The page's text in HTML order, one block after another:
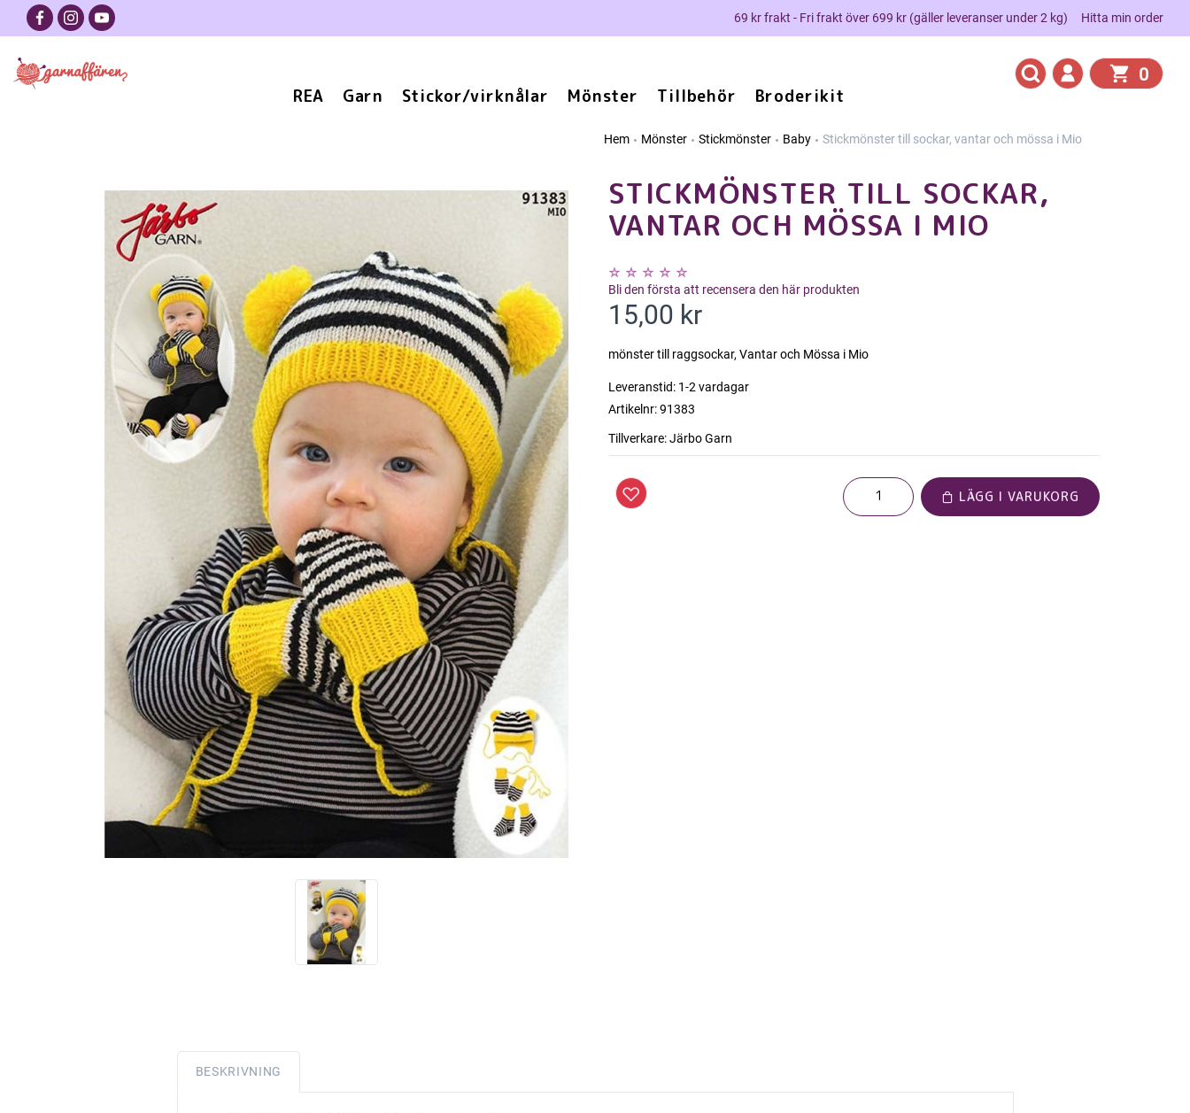
69 kr frakt - Fri frakt över 699 kr (gäller leveranser under 2 kg) Hitta min order
REA Garn Stickor/virknålar Mönster Tillbehör Broderikit
0
Hem Mönster Stickmönster Baby Stickmönster till sockar, vantar och mössa i Mio
STICKMÖNSTER TILL SOCKAR,
VANTAR OCH MÖSSA I MIO
Bli den första att recensera den här produkten
15,00 kr
mönster till raggsockar, Vantar och Mössa i Mio
Leveranstid: 1-2 vardagar
Artikelnr:91383
Tillverkare:Järbo Garn
LÄGG I VARUKORG
BESKRIVNING